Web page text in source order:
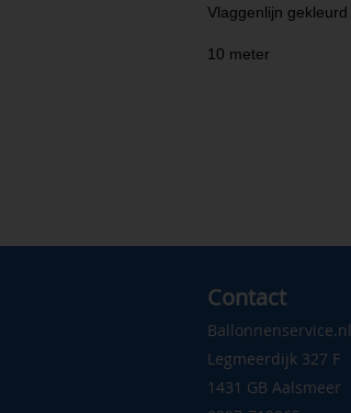
Vlaggenlijn gekleurd
10 meter
Contact
Ballonnenservice.nl
Legmeerdijk 327 F
1431 GB Aalsmeer